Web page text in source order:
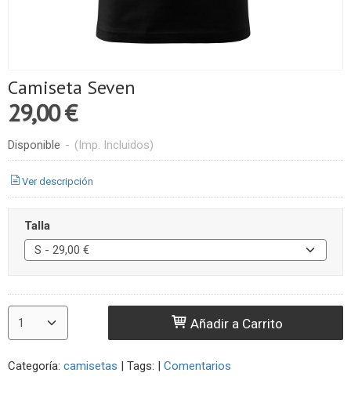
Camiseta Seven
29,00 €
Disponible - (Imp. Incluidos)
Ver descripción
Talla
Añadir a Carrito
Categoría: camisetas | Tags: | Comentarios